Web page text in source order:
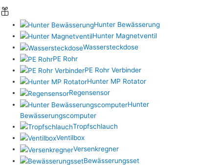
Hunter Bewässerung
Hunter Magnetventil
Wassersteckdose
PE Rohr
PE Rohr Verbinder
Hunter MP Rotator
Regensensor
Hunter
Bewässerungscomputer
Tropfschlauch
Ventilbox
Versenkregner
Bewässerungsset